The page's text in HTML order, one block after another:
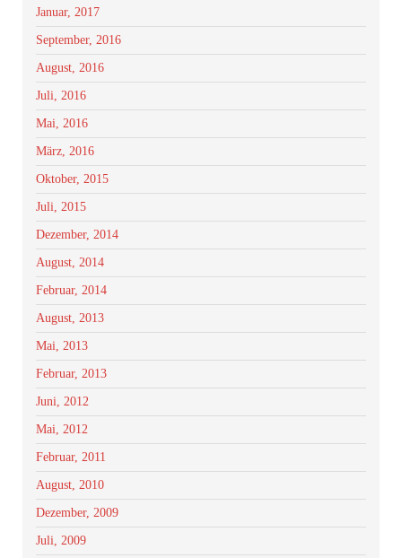
Januar, 2017
September, 2016
August, 2016
Juli, 2016
Mai, 2016
März, 2016
Oktober, 2015
Juli, 2015
Dezember, 2014
August, 2014
Februar, 2014
August, 2013
Mai, 2013
Februar, 2013
Juni, 2012
Mai, 2012
Februar, 2011
August, 2010
Dezember, 2009
Juli, 2009